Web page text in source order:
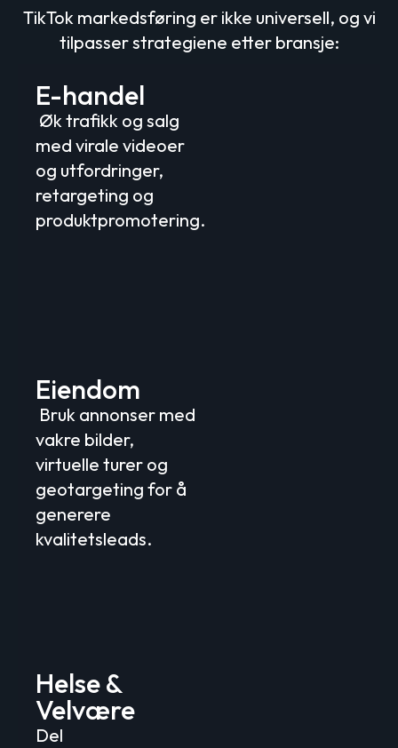
TikTok markedsføring er ikke universell, og vi
tilpasser strategiene etter bransje:
E-handel
Øk trafikk og salg
med virale videoer
og utfordringer,
retargeting og
produktpromotering.
Eiendom
Bruk annonser med
vakre bilder,
virtuelle turer og
geotargeting for å
generere
kvalitetsleads.
Helse &
Velvære
Del